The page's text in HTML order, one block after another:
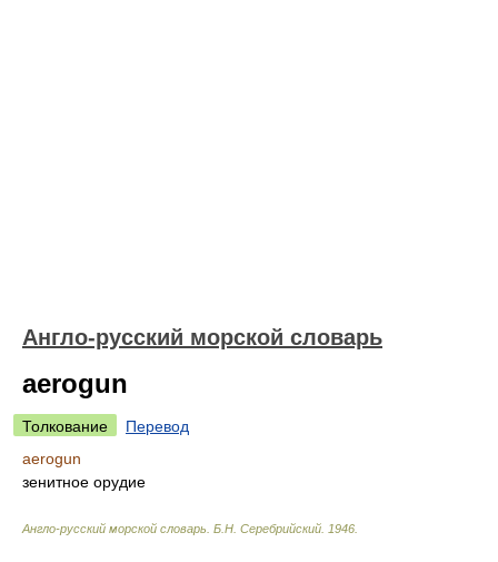
Англо-русский морской словарь
aerogun
Толкование
Перевод
aerogun
зенитное орудие
Англо-русский морской словарь Б.Н. Серебрийский 1946